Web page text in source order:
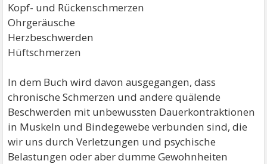
Kopf- und Rückenschmerzen
Ohrgeräusche
Herzbeschwerden
Hüftschmerzen
In dem Buch wird davon ausgegangen, dass
chronische Schmerzen und andere quälende
Beschwerden mit unbewussten Dauerkontraktionen
in Muskeln und Bindegewebe verbunden sind, die
wir uns durch Verletzungen und psychische
Belastungen oder aber dumme Gewohnheiten